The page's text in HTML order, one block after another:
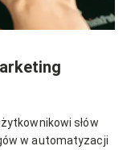
słów
w automatyzacji